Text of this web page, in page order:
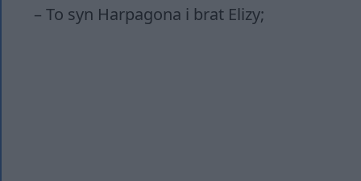
– To syn Harpagona i brat Elizy;